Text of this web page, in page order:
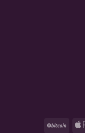
BitCoin